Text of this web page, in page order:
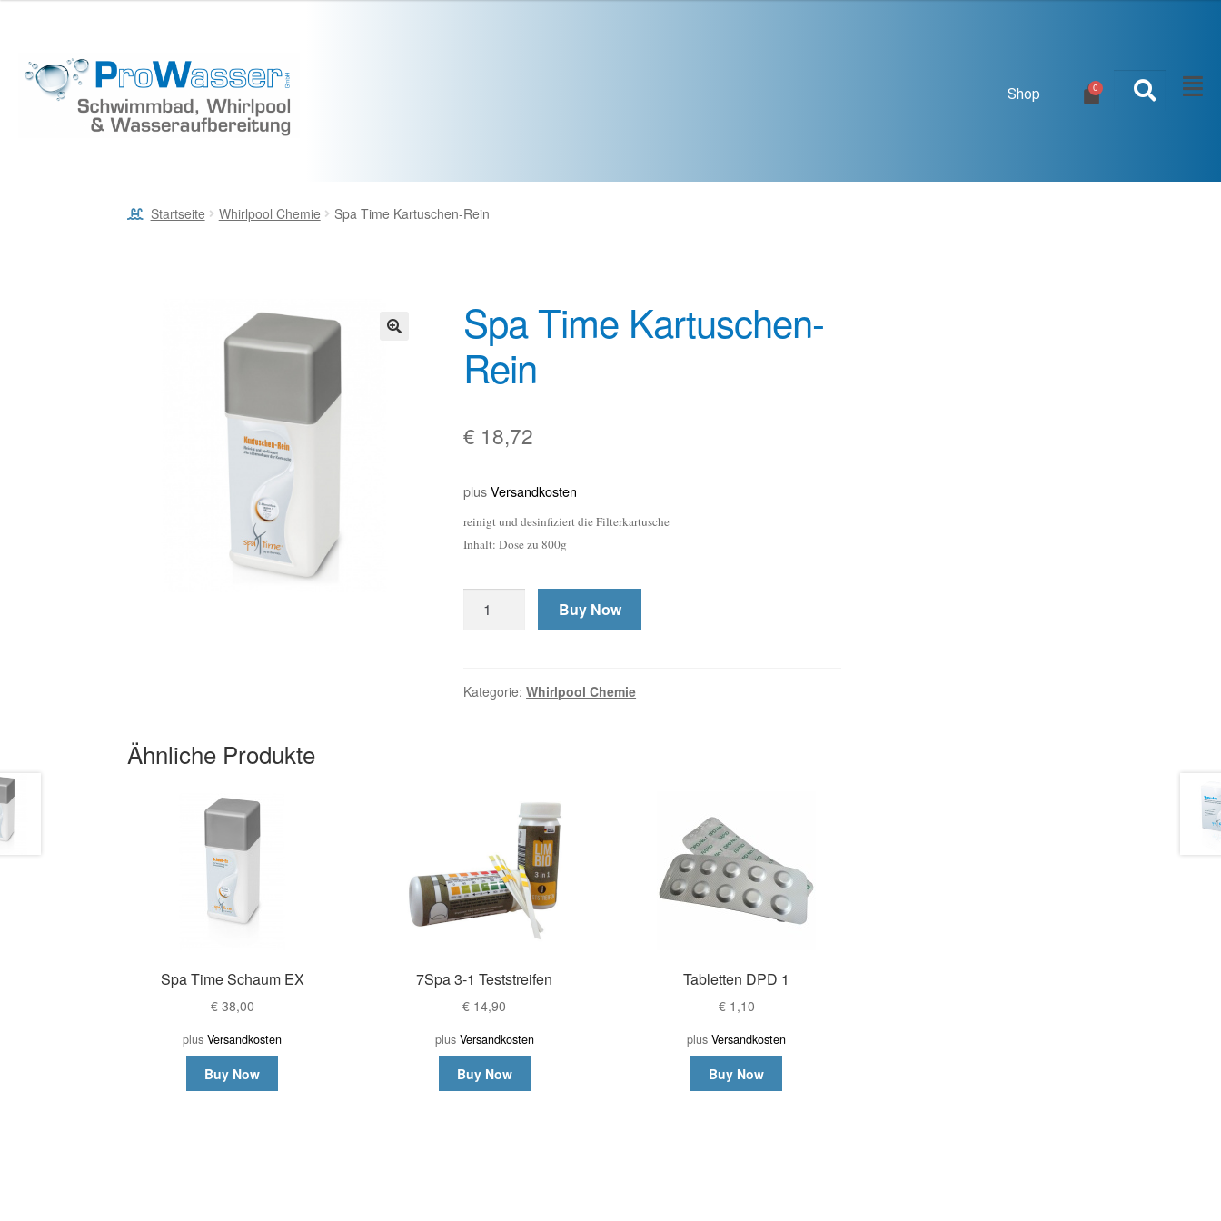
Shop
Startseite Whirlpool Chemie Spa Time Kartuschen-Rein
Spa Time Kartuschen-
Rein
€ 18,72
plusVersandkosten
reinigt und desinfiziert die Filterkartusche
Inhalt: Dose zu 800g
Buy Now
Kategorie:Whirlpool Chemie
Ähnliche Produkte
Spa Time Schaum EX
€38,00
plusVersandkosten
Buy Now
7Spa 3-1 Teststreifen
€ 14,90
plus Versandkosten
Buy Now
Tabletten DPD 1
€1,10
plusVersandkosten
Buy Now